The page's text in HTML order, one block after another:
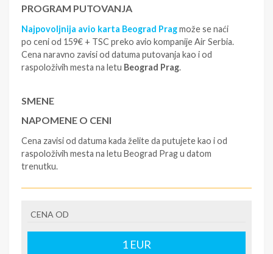
PROGRAM PUTOVANJA
Najpovoljnija avio karta Beograd Pragmože se naći
po ceni od 159€ + TSC preko avio kompanije Air Serbia.
Cena naravno zavisi od datuma putovanja kao i od
raspoloživih mesta na letu Beograd Prag.
SMENE
NAPOMENE O CENI
Cena zavisi od datuma kada želite da putujete kao i od
raspoloživih mesta na letu Beograd Prag u datom
trenutku.
U CENU JE UKLJUČENO
CENA OD
1 EUR